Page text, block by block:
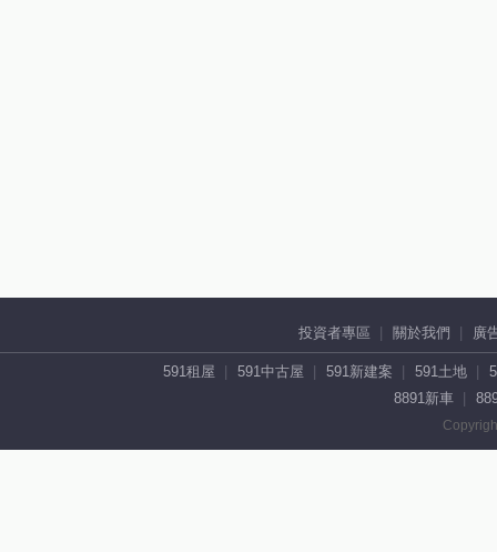
投資者專區 關於我們 廣
591租屋 591中古屋 591新建案 591土地
8891新車